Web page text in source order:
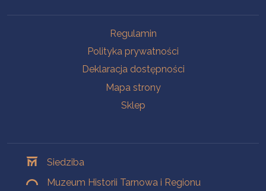
Regulamin
Polityka prywatności
Deklaracja dostępności
Mapa strony
Sklep
Siedziba
Muzeum Historii Tarnowa i Regionu